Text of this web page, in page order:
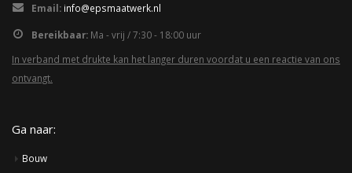
Email: info@epsmaatwerk.nl
Bereikbaar: Ma - vrij / 7:30 - 18:00 uur
In verband met drukte kan het langer duren voordat u een reactie van ons
ontvangt.
Ga naar:
Bouw